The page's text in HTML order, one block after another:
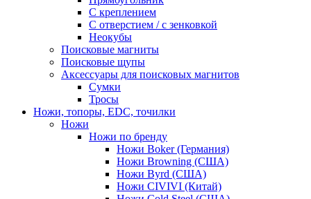
С креплением
С отверстием / с зенковкой
Неокубы
Поисковые магниты
Поисковые щупы
Аксессуары для поисковых магнитов
Сумки
Тросы
Ножи, топоры, EDC, точилки
Ножи
Ножи по бренду
Ножи Boker (Германия)
Ножи Browning (США)
Ножи Byrd (США)
Ножи CIVIVI (Китай)